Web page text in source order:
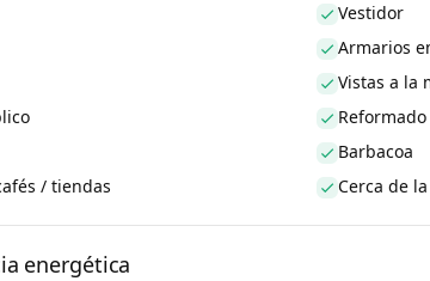
Vestidor
Armarios
Vistas a la
Reformado
Barbacoa
/ tiendas
Cerca de
energética